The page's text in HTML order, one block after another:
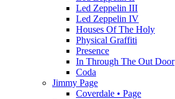
Led Zeppelin III
Led Zeppelin IV
Houses Of The Holy
Physical Graffiti
Presence
In Through The Out Door
Coda
Jimmy Page
Coverdale • Page